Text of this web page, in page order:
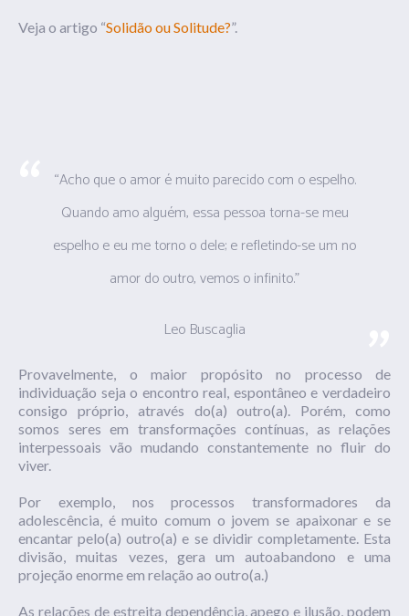
Veja o artigo “Solidão ou Solitude?”.
“Acho que o amor é muito parecido com o espelho.
Quando amo alguém, essa pessoa torna-se meu
espelho e eu me torno o dele; e refletindo-se um no
amor do outro, vemos o infinito.”
Leo Buscaglia
Provavelmente, o maior propósito no processo de
individuação seja o encontro real, espontâneo e verdadeiro
consigo próprio, através do(a) outro(a). Porém, como
somos seres em transformações contínuas, as relações
interpessoais vão mudando constantemente no fluir do
viver.
Por exemplo, nos processos transformadores da
adolescência, é muito comum o jovem se apaixonar e se
encantar pelo(a) outro(a) e se dividir completamente. Esta
divisão, muitas vezes, gera um autoabandono e uma
projeção enorme em relação ao outro(a.)
As relações de estreita dependência, apego e ilusão, podem